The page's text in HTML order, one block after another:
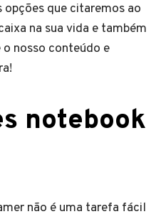
opções que citaremos ao
na sua vida e também
nosso conteúdo e
notebook
não é uma tarefa fácil